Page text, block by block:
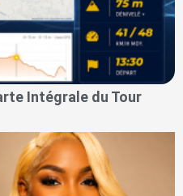
Intégrale du Tour